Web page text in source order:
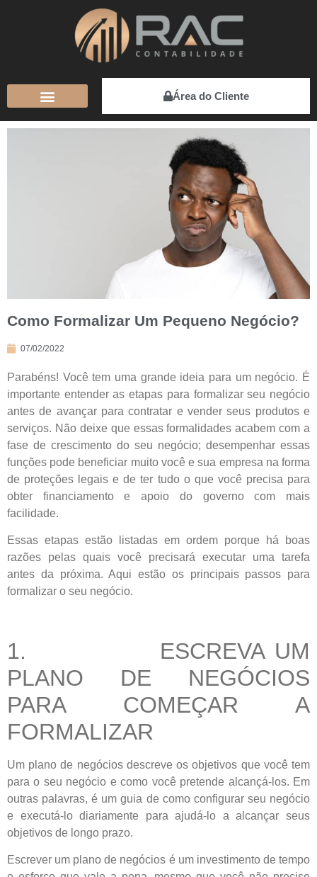
Área do Cliente
Como Formalizar Um Pequeno Negócio?
07/02/2022
Parabéns! Você tem uma grande ideia para um negócio. É
importante entender as etapas para formalizar seu negócio
antes de avançar para contratar e vender seus produtos e
serviços. Não deixe que essas formalidades acabem com a
fase de crescimento do seu negócio; desempenhar essas
funções pode beneficiar muito você e sua empresa na forma
de proteções legais e de ter tudo o que você precisa para
obter financiamento e apoio do governo com mais
facilidade.
Essas etapas estão listadas em ordem porque há boas
razões pelas quais você precisará executar uma tarefa
antes da próxima. Aqui estão os principais passos para
formalizar o seu negócio.
1. ESCREVA UM
PLANO DE NEGÓCIOS
PARA COMEÇAR A
FORMALIZAR
Um plano de negócios descreve os objetivos que você tem
para o seu negócio e como você pretende alcançá-los. Em
outras palavras, é um guia de como configurar seu negócio
e executá-lo diariamente para ajudá-lo a alcançar seus
objetivos de longo prazo.
Escrever um plano de negócios é um investimento de tempo